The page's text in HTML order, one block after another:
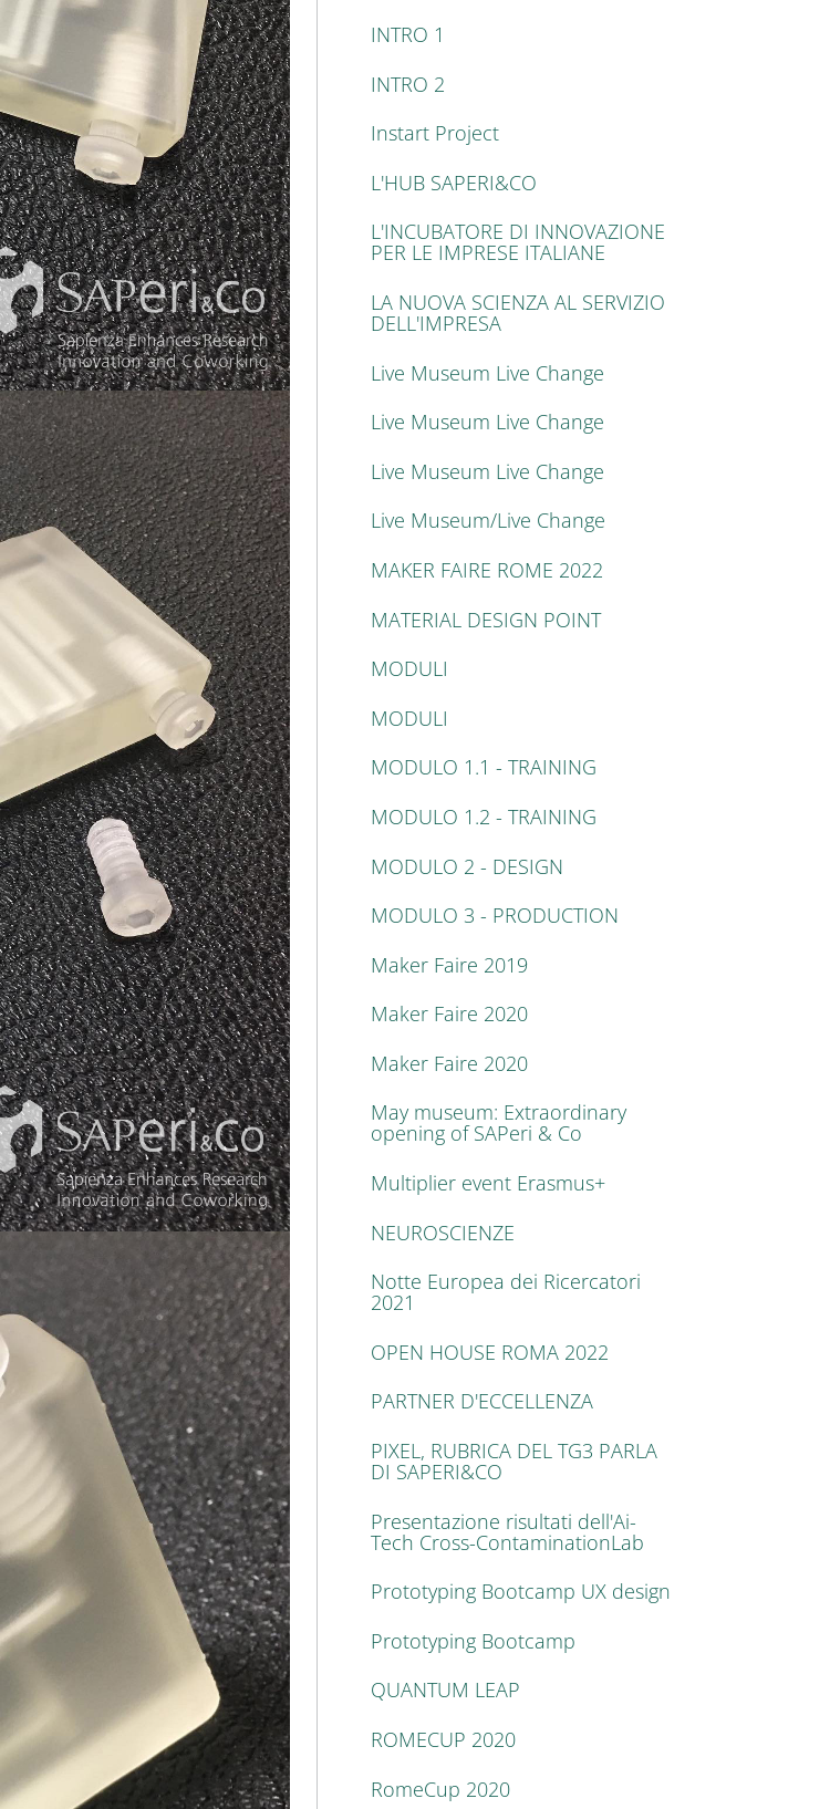
INTRO 1
INTRO 2
Instart Project
L'HUB SAPERI&CO
L'INCUBATORE DI INNOVAZIONE
PER LE IMPRESE ITALIANE
LA NUOVA SCIENZA AL SERVIZIO
DELL'IMPRESA
Live Museum Live Change
Live Museum Live Change
Live Museum Live Change
Live Museum/Live Change
MAKER FAIRE ROME 2022
MATERIAL DESIGN POINT
MODULI
MODULI
MODULO 1.1 - TRAINING
MODULO 1.2 - TRAINING
MODULO 2 - DESIGN
MODULO 3 - PRODUCTION
Maker Faire 2019
Maker Faire 2020
Maker Faire 2020
May museum: Extraordinary
opening of SAPeri & Co
Multiplier event Erasmus+
NEUROSCIENZE
Notte Europea dei Ricercatori
2021
OPEN HOUSE ROMA 2022
PARTNER D'ECCELLENZA
PIXEL, RUBRICA DEL TG3 PARLA
DI SAPERI&CO
Presentazione risultati dell'Ai-
Tech Cross-ContaminationLab
Prototyping Bootcamp UX design
Prototyping Bootcamp
QUANTUM LEAP
ROMECUP 2020
RomeCup 2020